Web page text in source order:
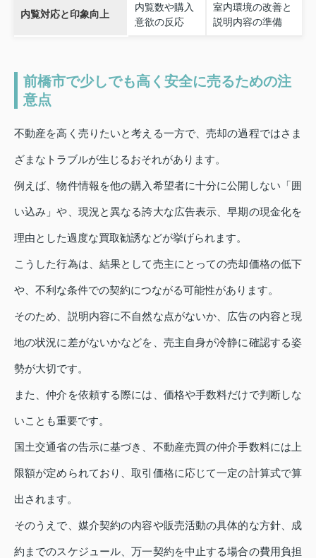
内覧対応と印象向上
内覧数や購入
意欲の反応
室内環境の改善と
説明内容の準備
前橋市で少しでも高く安全に売るための注
意点
不動産を高く売りたいと考える一方で、売却の過程ではさま
ざまなトラブルが生じるおそれがあります。
例えば、物件情報を他の購入希望者に十分に公開しない「囲
い込み」や、現況と異なる誇大な広告表示、早期の現金化を
理由とした過度な買取勧誘などが挙げられます。
こうした行為は、結果として売主にとっての売却価格の低下
や、不利な条件での契約につながる可能性があります。
そのため、説明内容に不自然な点がないか、広告の内容と現
地の状況に差がないかなどを、売主自身が冷静に確認する姿
勢が大切です。
また、仲介を依頼する際には、価格や手数料だけで判断しな
いことも重要です。
国土交通省の告示に基づき、不動産売買の仲介手数料には上
限額が定められており、取引価格に応じて一定の計算式で算
出されます。
そのうえで、媒介契約の内容や販売活動の具体的な方針、成
約までのスケジュール、万一契約を中止する場合の費用負担